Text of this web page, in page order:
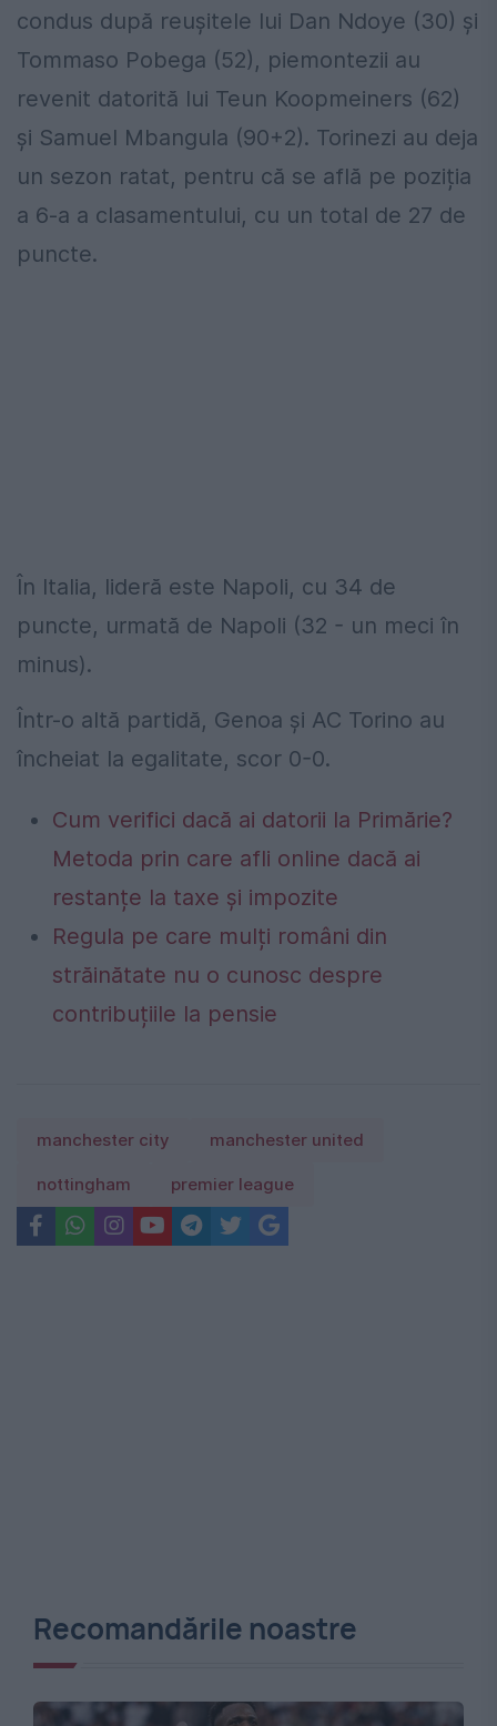
condus după reușitele lui Dan Ndoye (30) și
Tommaso Pobega (52), piemontezii au
revenit datorită lui Teun Koopmeiners (62)
și Samuel Mbangula (90+2). Torinezi au deja
un sezon ratat, pentru că se află pe poziția
a 6-a a clasamentului, cu un total de 27 de
puncte.
În Italia, lideră este Napoli, cu 34 de
puncte, urmată de Napoli (32 - un meci în
minus).
Într-o altă partidă, Genoa și AC Torino au
încheiat la egalitate, scor 0-0.
Cum verifici dacă ai datorii la Primărie?
Metoda prin care afli online dacă ai
restanțe la taxe și impozite
Regula pe care mulți români din
străinătate nu o cunosc despre
contribuțiile la pensie
manchester city manchester united
nottingham premier league
Recomandările noastre